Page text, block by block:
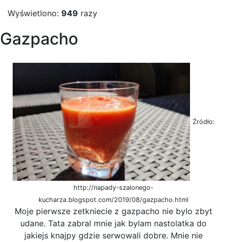
Wyświetlono: 949 razy
Gazpacho
Źródło:
http://napady-szalonego-
kucharza.blogspot.com/2019/08/gazpacho.html
Moje pierwsze zetkniecie z gazpacho nie bylo zbyt
udane. Tata zabral mnie jak bylam nastolatka do
jakiejs knajpy gdzie serwowali dobre. Mnie nie